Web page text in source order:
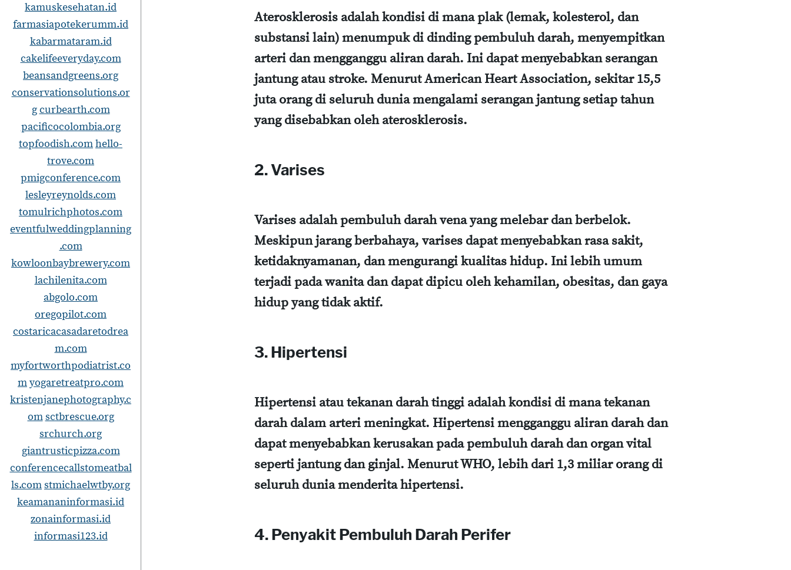
kamuskesehatan.id
farmasiapotekerumm.id
kabarmataram.id
cakelifeeveryday.com
beansandgreens.org
conservationsolutions.or
gcurbearth.com
pacificocolombia.org
topfoodish.comhello-
trove.com
pmigconference.com
lesleyreynolds.com
tomulrichphotos.com
eventfulweddingplanning
.com
kowloonbaybrewery.com
lachilenita.com
abgolo.com
oregopilot.com
costaricacasadaretodrea
m.com
myfortworthpodiatrist.co
myogaretreatpro.com
kristenjanephotography.c
omsctbrescue.org
srchurch.org
giantrusticpizza.com
conferencecallstomeatbal
ls.comstmichaelwtby.org
keamananinformasi.id
zonainformasi.id
informasi123.id
Aterosklerosis adalah kondisi di mana plak (lemak, kolesterol, dan
substansi lain) menumpuk di dinding pembuluh darah, menyempitkan
arteri dan mengganggu aliran darah. Ini dapat menyebabkan serangan
jantung atau stroke. Menurut American Heart Association, sekitar 15,5
juta orang di seluruh dunia mengalami serangan jantung setiap tahun
yang disebabkan oleh aterosklerosis.
2. Varises
Varises adalah pembuluh darah vena yang melebar dan berbelok.
Meskipun jarang berbahaya, varises dapat menyebabkan rasa sakit,
ketidaknyamanan, dan mengurangi kualitas hidup. Ini lebih umum
terjadi pada wanita dan dapat dipicu oleh kehamilan, obesitas, dan gaya
hidup yang tidak aktif.
3. Hipertensi
Hipertensi atau tekanan darah tinggi adalah kondisi di mana tekanan
darah dalam arteri meningkat. Hipertensi mengganggu aliran darah dan
dapat menyebabkan kerusakan pada pembuluh darah dan organ vital
seperti jantung dan ginjal. Menurut WHO, lebih dari 1,3 miliar orang di
seluruh dunia menderita hipertensi.
4. Penyakit Pembuluh Darah Perifer